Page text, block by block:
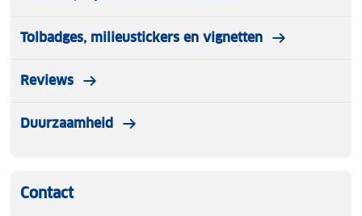
ontworpen met liefde voor ouder en kind.
Tolbadges, milieustickers en vignetten
Reviews
Duurzaamheid
Contact